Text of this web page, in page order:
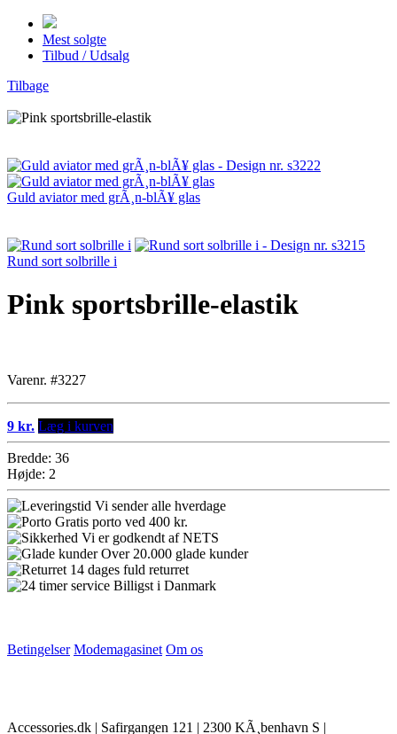
Mest solgte
Tilbud / Udsalg
Tilbage
Guld aviator med grÃ¸n-blÃ¥ glas
Rund sort solbrille i
Pink sportsbrille-elastik
Varenr. #3227
9 kr. Læg i kurven
Bredde: 36
Højde: 2
Vi sender alle hverdage
Gratis porto ved 400 kr.
Vi er godkendt af NETS
Over 20.000 glade kunder
14 dages fuld returret
Billigst i Danmark
Betingelser Modemagasinet Om os
Accessories.dk | Safirgangen 121 | 2300 KÃ¸benhavn S |